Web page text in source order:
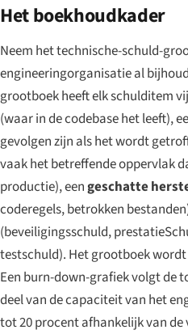
Het boekhoudkader
Neem het technische-schuld-
engineeringorganisatie al
grootboek heeft elk schulditem
(waar in de codebase het leeft),
gevolgen zijn als het wordt
vaak het betreffende oppervlak
productie), eengeschatte
coderegels, betrokken
(beveiligingsschuld,
testschuld). Het grootboek
Een burn-down-grafiek volgt de
deel van de capaciteit van het
tot 20 procent afhankelijk van de